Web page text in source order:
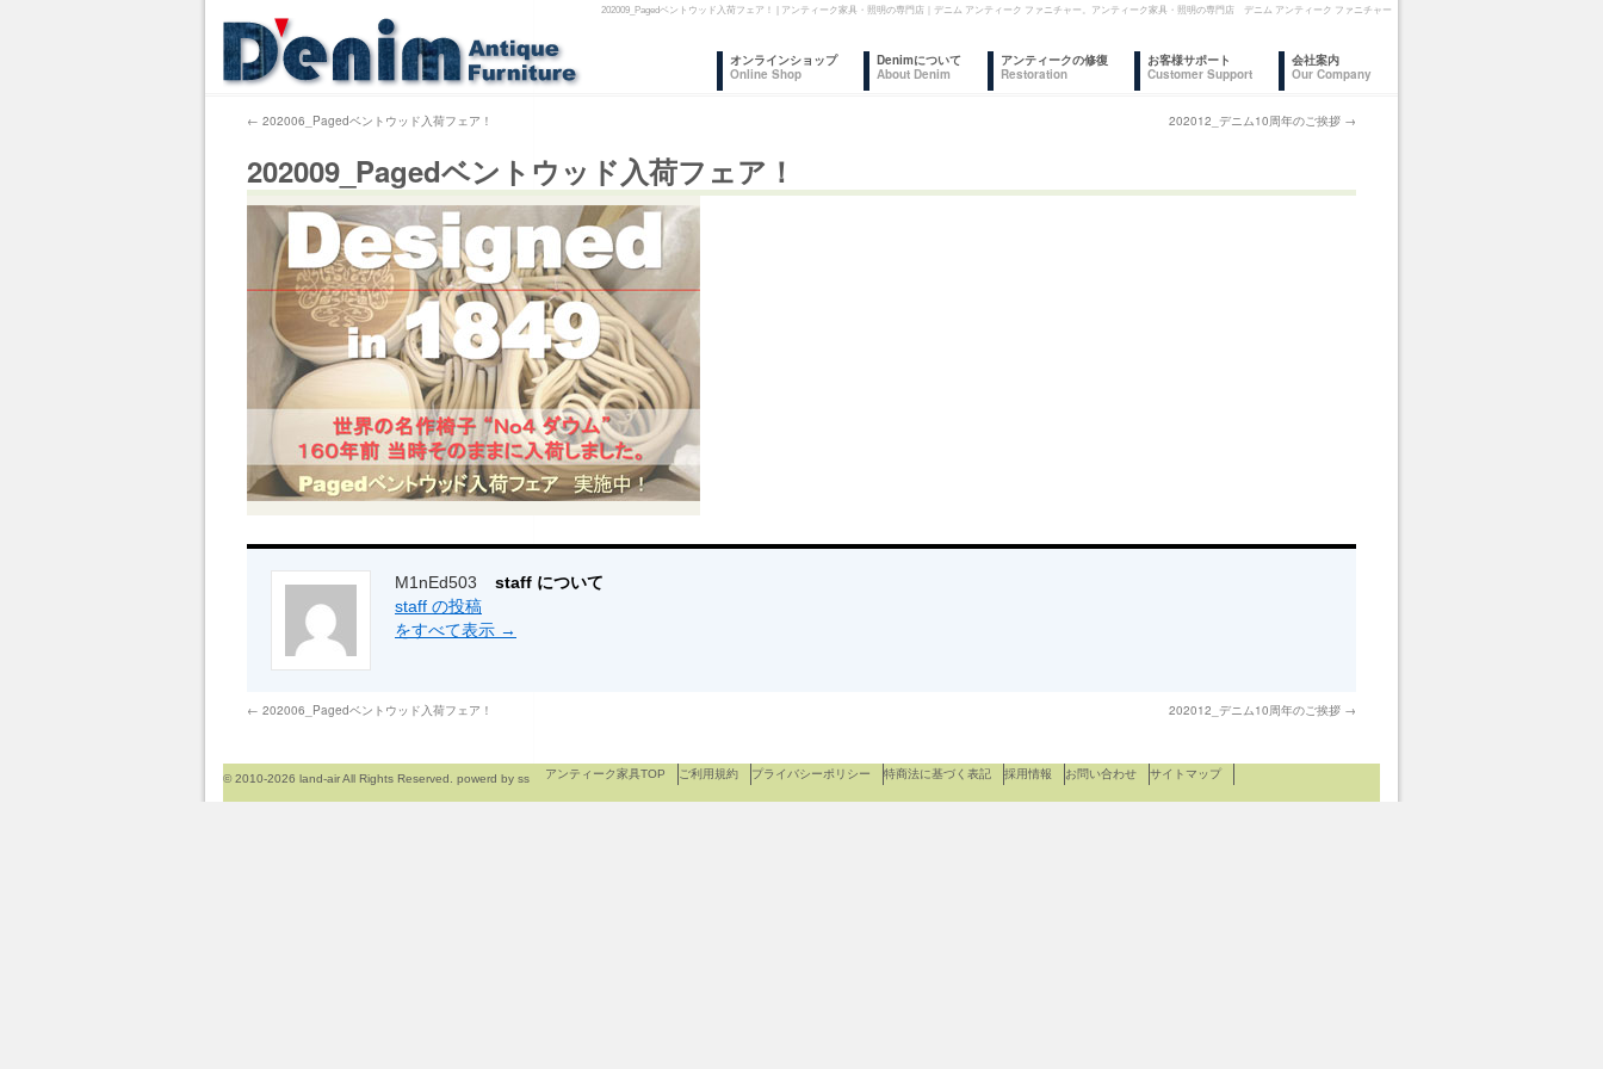
202009_Pagedベントウッド入荷フェア！ | アンティーク家具・照明の専門店｜デニム アンティーク ファニチャー。アンティーク家具・照明の専門店 デニム アンティーク ファニチャー
ン
へ
キ
ッ
プ
オンラインショップ
Online Shop
Denimについて
About Denim
アンティークの修復
Restoration
お客様サポート
Customer Support
会社案内
Our Company
← 202006_Pagedベントウッド入荷フェア！ 202012_デニム10周年のご挨拶 →
202009_Pagedベントウッド入荷フェア！
staff について
M1nEd503
staff の投稿
をすべて表示 →
← 202006_Pagedベントウッド入荷フェア！ 202012_デニム10周年のご挨拶 →
© 2010-2026 land-airAll Rights Reserved. powerd by ss アンティーク家具TOP ご利用規約 プライバシーポリシー 特商法に基づく表記 採用情報 お問い合わせ サイトマップ